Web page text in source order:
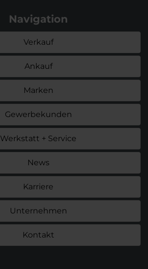
Navigation
Verkauf
Ankauf
Marken
Gewerbekunden
Werkstatt + Service
News
Karriere
Unternehmen
Kontakt